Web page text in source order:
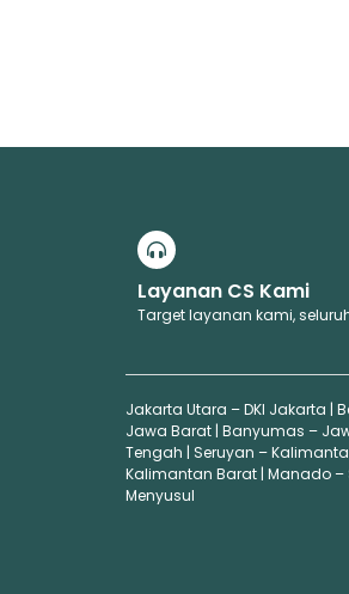
Layanan CS Kami
Target layanan kami,
Jakarta Utara – DKI Jakarta |
Jawa Barat | Banyumas –
Tengah | Seruyan –
Kalimantan Barat | Manado –
Menyusul